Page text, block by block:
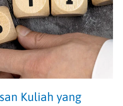
Kuliah yang